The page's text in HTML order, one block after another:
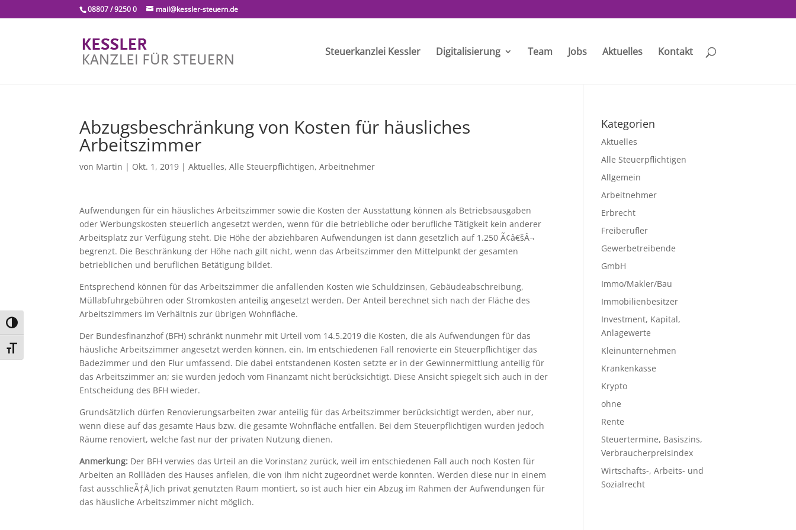
Umschalten auf hohe Kontraste
Schrift vergrößern
08807 / 9250 0 mail@kessler-steuern.de
Steuerkanzlei Kessler Digitalisierung Team Jobs Aktuelles Kontakt
Abzugsbeschränkung von Kosten für häusliches
Arbeitszimmer
von Martin | Okt. 1, 2019 |Aktuelles,Alle Steuerpflichtigen,Arbeitnehmer
Aufwendungen für ein häusliches Arbeitszimmer sowie die Kosten der Ausstattung können als Betriebsausgaben
oder Werbungskosten steuerlich angesetzt werden, wenn für die betriebliche oder berufliche Tätigkeit kein anderer
Arbeitsplatz zur Verfügung steht. Die Höhe der abziehbaren Aufwendungen ist dann gesetzlich auf 1.250 Ã¢â€šÂ¬
begrenzt. Die Beschränkung der Höhe nach gilt nicht, wenn das Arbeitszimmer den Mittelpunkt der gesamten
betrieblichen und beruflichen Betätigung bildet.
Entsprechend können für das Arbeitszimmer die anfallenden Kosten wie Schuldzinsen, Gebäudeabschreibung,
Müllabfuhrgebühren oder Stromkosten anteilig angesetzt werden. Der Anteil berechnet sich nach der Fläche des
Arbeitszimmers im Verhältnis zur übrigen Wohnfläche.
Der Bundesfinanzhof (BFH) schränkt nunmehr mit Urteil vom 14.5.2019 die Kosten, die als Aufwendungen für das
häusliche Arbeitszimmer angesetzt werden können, ein. Im entschiedenen Fall renovierte ein Steuerpflichtiger das
Badezimmer und den Flur umfassend. Die dabei entstandenen Kosten setzte er in der Gewinnermittlung anteilig für
das Arbeitszimmer an; sie wurden jedoch vom Finanzamt nicht berücksichtigt. Diese Ansicht spiegelt sich auch in der
Entscheidung des BFH wieder.
Grundsätzlich dürfen Renovierungsarbeiten zwar anteilig für das Arbeitszimmer berücksichtigt werden, aber nur,
wenn diese auf das gesamte Haus bzw. die gesamte Wohnfläche entfallen. Bei dem Steuerpflichtigen wurden jedoch
Räume renoviert, welche fast nur der privaten Nutzung dienen.
Anmerkung: Der BFH verwies das Urteil an die Vorinstanz zurück, weil im entschiedenen Fall auch noch Kosten für
Arbeiten an Rollläden des Hauses anfielen, die von ihm nicht zugeordnet werde konnten. Werden diese nur in einem
fast ausschlieÃƒÅ¸lich privat genutzten Raum montiert, so ist auch hier ein Abzug im Rahmen der Aufwendungen für
das häusliche Arbeitszimmer nicht möglich.
Kategorien
Aktuelles
Alle Steuerpflichtigen
Allgemein
Arbeitnehmer
Erbrecht
Freiberufler
Gewerbetreibende
GmbH
Immo/Makler/Bau
Immobilienbesitzer
Investment, Kapital,
Anlagewerte
Kleinunternehmen
Krankenkasse
Krypto
ohne
Rente
Steuertermine, Basiszins,
Verbraucherpreisindex
Wirtschafts-, Arbeits- und
Sozialrecht